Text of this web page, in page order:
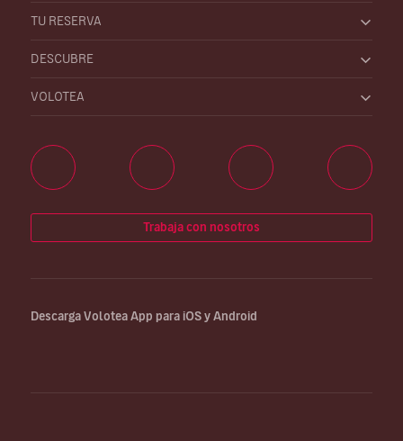
TU RESERVA
DESCUBRE
VOLOTEA
Trabaja con nosotros
Descarga Volotea App para iOS y Android